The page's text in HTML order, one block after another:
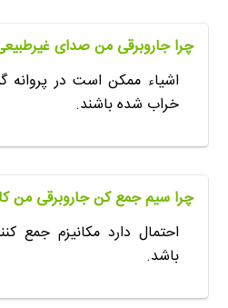
چرا جاروبرقی من صدای
اشیاء ممکن است در پروانه
خراب شده باشند.
چرا سیم جمع کن جاروبرقی من
احتمال دارد مکانیزم جمع
باشد.